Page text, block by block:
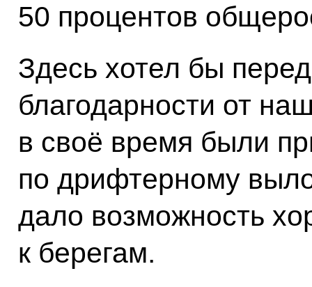
50 процентов
Здесь хотел бы
благодарности от
в своё время были
по дрифтерному
дало возможность
к берегам.